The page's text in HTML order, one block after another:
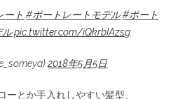
ート #ポートレートモデル#ポート
ルpic.twitter.com/iQkrbIAzsg
2018年5月5日
とか手入れしやすい髪型、